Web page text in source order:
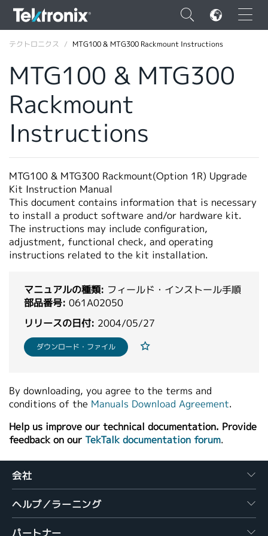
×
ENGLISH
FRANÇAIS
VIỆT NAM
简体中文
日本語
韓国語
テクトロニクス MTG100 & MTG300 Rackmount Instructions
MTG100 & MTG300
Rackmount
Instructions
MTG100 & MTG300 Rackmount(Option 1R) Upgrade
Kit Instruction Manual
This document contains information that is necessary
to install a product software and/or hardware kit.
The instructions may include configuration,
adjustment, functional check, and operating
instructions related to the kit installation.
マニュアルの種類: フィールド・インストール手順
部品番号: 061A02050
リリースの日付: 2004/05/27
ダウンロード・ファイル
By downloading, you agree to the terms and
conditions of the Manuals Download Agreement.
Help us improve our technical documentation. Provide
feedback on our TekTalk documentation forum.
会社
ヘルプ／ラーニング